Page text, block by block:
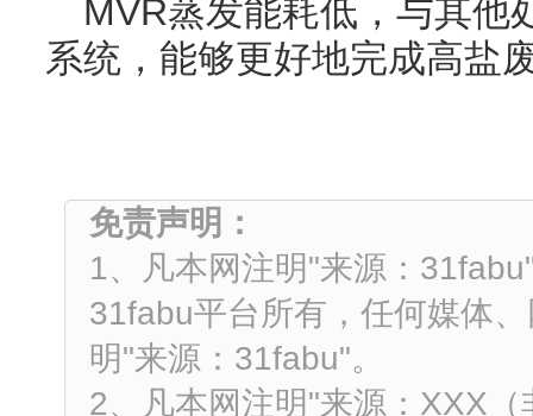
MVR蒸发能耗低，与其他
系统，能够更好地完成高盐
免责声明：
1、凡本网注明"来源：
31fabu平台所有，任何媒体
明"来源：31fabu"。
2、凡本网注明"来源：XXX